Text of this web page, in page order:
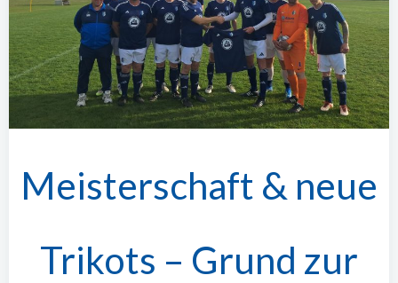
Meisterschaft & neue
Trikots – Grund zur